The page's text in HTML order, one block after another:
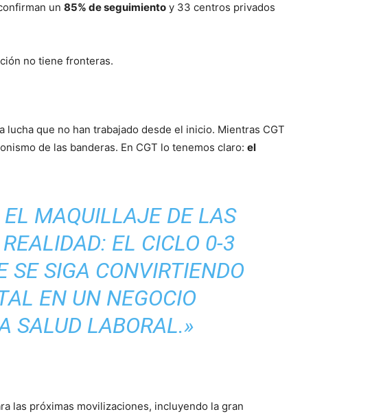
un 85% de seguimiento y 33 centros privados
no tiene fronteras.
que no han trabajado desde el inicio. Mientras CGT
de las banderas. En CGT lo tenemos claro: el
MAQUILLAJE DE LAS
EL CICLO 0-3
SE SIGA CONVIRTIENDO
EN UN NEGOCIO
SALUD LABORAL.»
las próximas movilizaciones, incluyendo la gran